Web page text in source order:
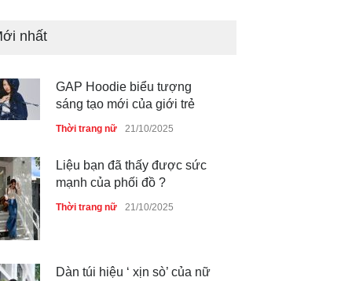
nhất
GAP Hoodie biểu tượng
sáng tạo mới của giới trẻ
Thời trang nữ 21/10/2025
Liệu bạn đã thấy được sức
mạnh của phối đồ ?
Thời trang nữ 21/10/2025
Dàn túi hiệu ‘ xịn sò’ của nữ